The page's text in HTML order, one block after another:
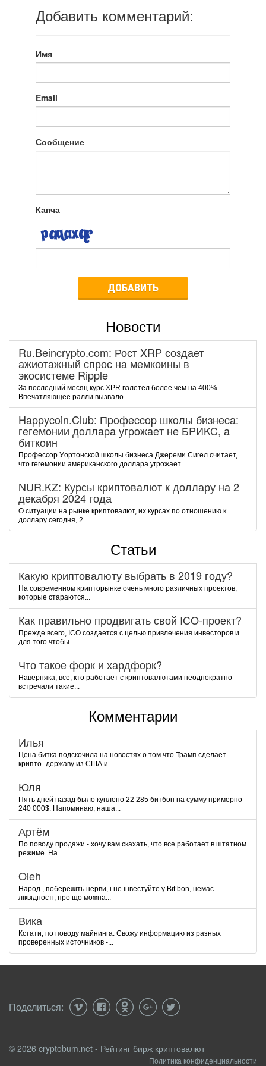
Добавить комментарий:
Имя
Email
Сообщение
Капча
ДОБАВИТЬ
Новости
Ru.Beincrypto.com: Рост XRP создает
ажиотажный спрос на мемкоины в
экосистеме Ripple
За последний месяц курс XPR взлетел более чем на 400%.
Впечатляющее ралли вызвало...
Happycoin.Club: Пpoфeccop шкoлы бизнeca:
гeгeмoнии дoллapa угpoжaeт нe БPИKC, a
биткoин
Пpoфeccop Уopтoнcкoй шкoлы бизнeca Джepeми Cигeл cчитaeт,
чтo гeгeмoнии aмepикaнcкoгo дoллapa угpoжaeт...
NUR.KZ: Курсы криптовалют к доллару на 2
декабря 2024 года
О ситуации на рынке криптовалют, их курсах по отношению к
доллару сегодня, 2...
Статьи
Какую криптовалюту выбрать в 2019 году?
На современном крипторынке очень много различных проектов,
которые стараются...
Как правильно продвигать свой ICO-проект?
Прежде всего, ICO создается с целью привлечения инвесторов и
для того чтобы...
Что такое форк и хардфорк?
Наверняка, все, кто работает с криптовалютами неоднократно
встречали такие...
Комментарии
Илья
Цена битка подскочила на новостях о том что Трамп сделает
крипто- державу из США и...
Юля
Пять дней назад было куплено 22 285 битбон на сумму примерно
240 000$. Напоминаю, наша...
Артём
По поводу продажи - хочу вам скахать, что все работает в штатном
режиме. На...
Oleh
Народ , побережіть нерви, і не інвестуйте у Bit bon, немає
ліквідності, про що можна...
Вика
Кстати, по поводу майнинга. Свожу информацию из разных
проверенных источников -...
Поделиться:
© 2026 cryptobum.net - Рейтинг бирж криптовалют
Политика конфиденциальности